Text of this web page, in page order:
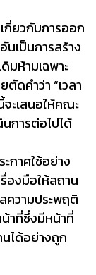
กี่ยวกับการออก
เป็นการสร้าง
มห้ามเฉพาะ
ตัดคำว่า “เวลา
ะเสนอให้คณะ
การต่อไปได้
กาศใช้อย่าง
รื่องมือให้สถาน
ความประพฤติ
าที่ซึ่งมีหน้าที่
ได้อย่างถูก